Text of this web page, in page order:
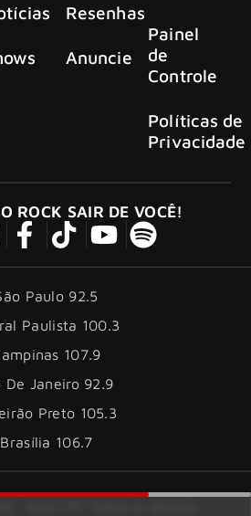
Resenhas
Anuncie
Painel
de
Controle
Políticas de
Privacidade
ROCK SAIR DE VOCÊ!
Paulo 92.5
Paulista 100.3
107.9
De Janeiro 92.9
Preto 105.3
Brasília 106.7